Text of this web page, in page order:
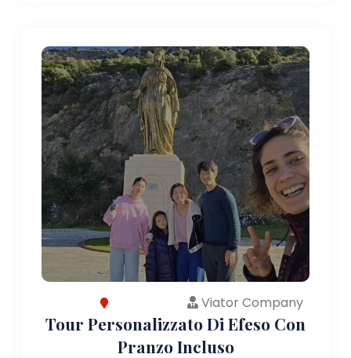
Viator Company
Tour Personalizzato Di Efeso Con
Pranzo Incluso